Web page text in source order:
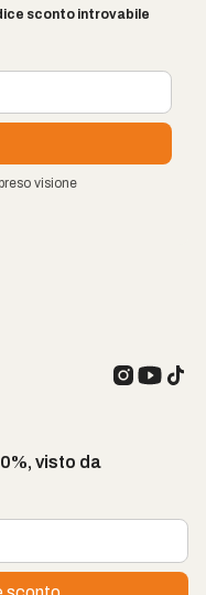
sconto introvabile
visione
visto da